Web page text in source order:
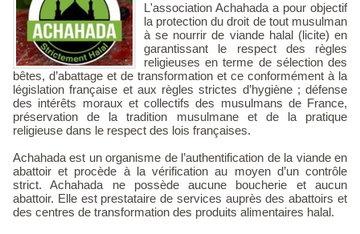
L'association Achahada a pour objectif
la protection du droit de tout musulman
à se nourrir de viande halal (licite) en
garantissant le respect des règles
religieuses en terme de sélection des
bêtes, d’abattage et de transformation et ce conformément à la
législation française et aux règles strictes d’hygiène ; défense
des intérêts moraux et collectifs des musulmans de France,
préservation de la tradition musulmane et de la pratique
religieuse dans le respect des lois françaises.
Achahada est un organisme de l’authentification de la viande en
abattoir et procède à la vérification au moyen d’un contrôle
strict. Achahada ne possède aucune boucherie et aucun
abattoir. Elle est prestataire de services auprès des abattoirs et
des centres de transformation des produits alimentaires halal.